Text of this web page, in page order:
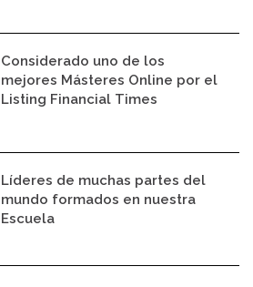
Considerado uno de los
mejores Másteres Online por el
Listing Financial Times
Líderes de muchas partes del
mundo formados en nuestra
Escuela